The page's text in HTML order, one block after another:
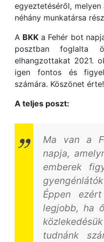
egyeztetéséről, melyen
néhány munkatársa
A BKK a Fehér bot
posztban foglalta
elhangzottakat 2021.
igen fontos és
számára. Köszönet érte!
A teljes poszt:
Ma van a
napja,
emberek
Éppen
legjobb, ha
tudnánk